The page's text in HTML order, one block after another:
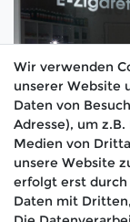
Wir verwenden
unserer Website
Daten von
Adresse), um
Medien von
unsere Website
erfolgt erst durch
Daten mit